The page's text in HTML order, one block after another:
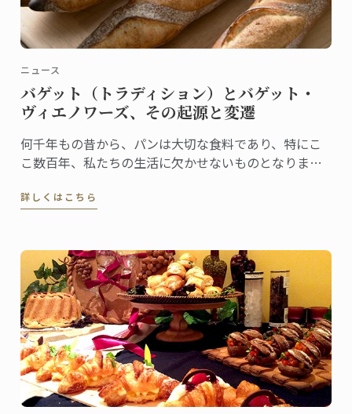
ニュース
バゲット（トラディション）とバゲット・
ヴィエノワーズ、その起源と変遷
何千年もの昔から、パンは大切な食料であり、特にこ
こ数百年、私たちの生活に欠かせないものとなりまし
と言われています。
詳しくはこちら